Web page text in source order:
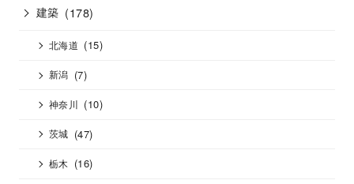
建築 (178)
北海道 (15)
新潟 (7)
神奈川 (10)
茨城 (47)
栃木 (16)